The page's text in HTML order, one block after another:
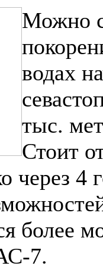
Можно
водах
тыс.
Стоит
через 4
более
7.